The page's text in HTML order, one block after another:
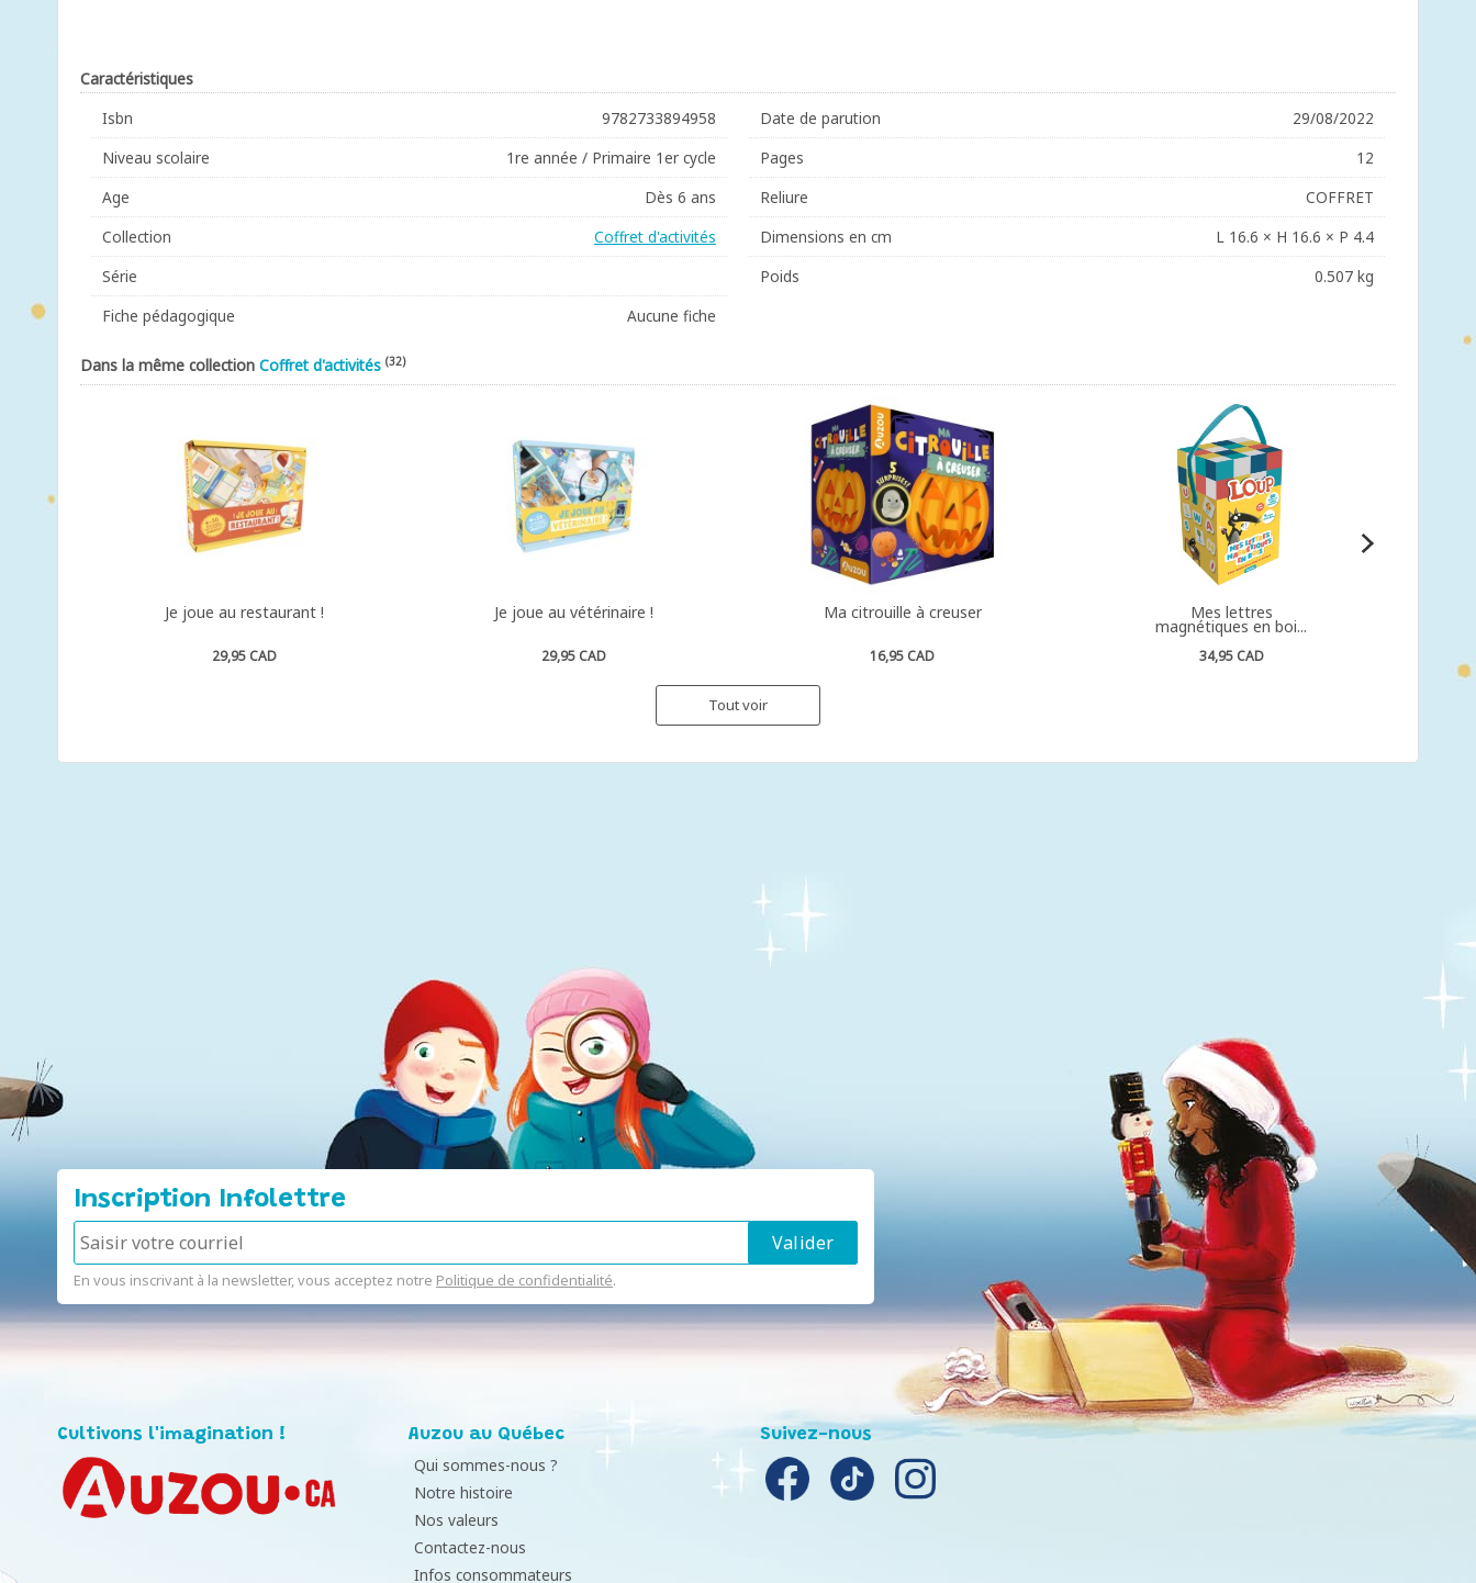
Caractéristiques
Isbn
9782733894958
Niveau scolaire
1re année / Primaire 1er cycle
Age
Dès 6 ans
Collection
Coffret d'activités
Série
Fiche pédagogique
Aucune fiche
Date de parution
29/08/2022
Pages
12
Reliure
COFFRET
Dimensions en cm
L 16.6 × H 16.6 × P 4.4
Poids
0.507 kg
Dans la même collection Coffret d'activités (32)
Je joue au restaurant !
29,95 CAD
Je joue au vétérinaire !
29,95 CAD
Ma citrouille à creuser
16,95 CAD
Mes lettres
magnétiques en boi...
34,95 CAD
Tout voir
Inscription Infolettre
En vous inscrivant à la newsletter, vous acceptez notre Politique de confidentialité.
Cultivons l'imagination ! Auzou au Québec
Qui sommes-nous ?
Notre histoire
Nos valeurs
Contactez-nous
Infos consommateurs
Suivez-nous